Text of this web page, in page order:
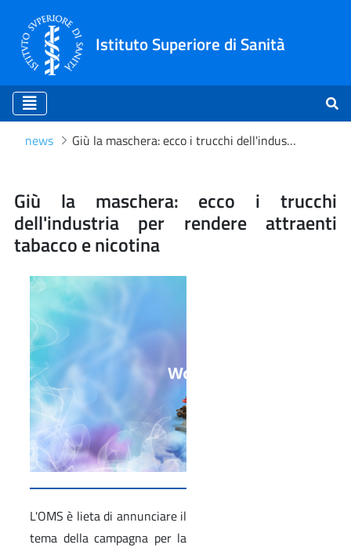
Istituto Superiore di Sanità
news Giù la maschera: ecco i trucchi dell'industria per rendere attraenti tabacco e nicotina
Giù la maschera: ecco i
Giù la maschera: ecco i trucchi
dell'industria per rendere attraenti
tabacco e nicotina
L'OMS è lieta di annunciare il
tema della campagna per la